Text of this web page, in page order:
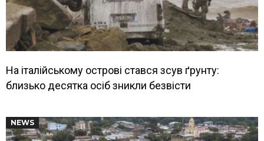
На італійському острові стався зсув ґрунту:
близько десятка осіб зникли безвісти
NEWS